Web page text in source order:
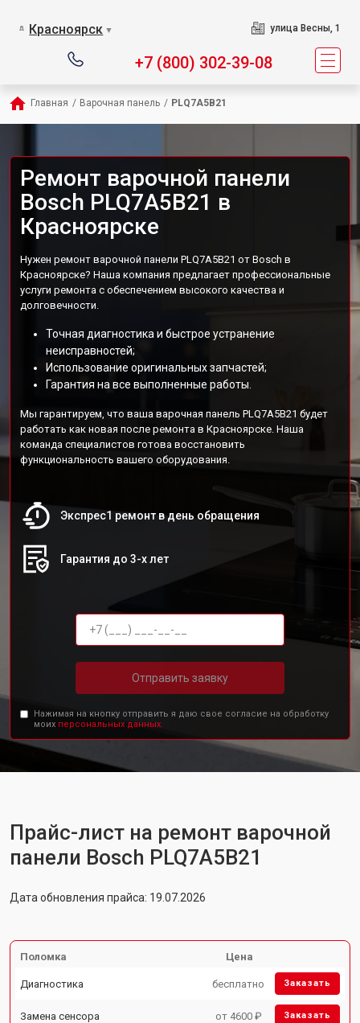
Красноярск ▼ улица Весны, 1
+7 (800) 302-39-08
Главная / Варочная панель / PLQ7A5B21
Ремонт варочной панели
Bosch PLQ7A5B21 в
Красноярске
Нужен ремонт варочной панели PLQ7A5B21 от Bosch в
Красноярске? Наша компания предлагает профессиональные
услуги ремонта с обеспечением высокого качества и
долговечности.
Точная диагностика и быстрое устранение
неисправностей;
Использование оригинальных запчастей;
Гарантия на все выполненные работы.
Мы гарантируем, что ваша варочная панель PLQ7A5B21 будет
работать как новая после ремонта в Красноярске. Наша
команда специалистов готова восстановить
функциональность вашего оборудования.
Экспрес1 ремонт в день обращения
Гарантия до 3-х лет
Отправить заявку
Нажимая на кнопку отправить я даю свое согласие на обработку
моих персональных данных.
Прайс-лист на ремонт варочной
панели Bosch PLQ7A5B21
Дата обновления прайса: 19.07.2026
Поломка Цена
Диагностика бесплатно Заказать
Замена сенсора от 4600 ₽ Заказать